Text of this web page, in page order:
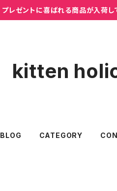
プレゼントに喜ばれる商品が入荷
kitten
BLOG CATEGORY